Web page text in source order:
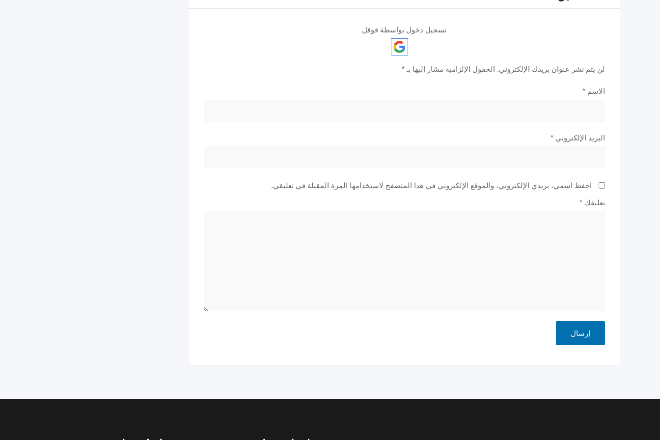
تسجيل دخول بواسطة قوقل
لن يتم نشر عنوان بريدك الإلكتروني. الحقول الإلزامية مشار إليها بـ *
الاسم *
البريد الإلكتروني *
احفظ اسمي، بريدي الإلكتروني، والموقع الإلكتروني في هذا المتصفح لاستخدامها المرة المقبلة في تعليقي.
تعليقك *